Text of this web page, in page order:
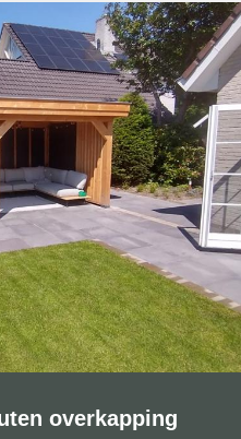
overkapping